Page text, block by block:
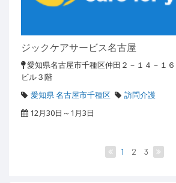
ジックケアサービス名古屋
愛知県名古屋市千種区仲田２－１４－１
ビル３階
愛知県 名古屋市千種区
訪問介護
12月30日～1月3日
1 2 3